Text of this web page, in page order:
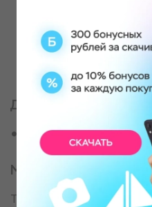
Вас ждет
самостоятельное
профессиональная
сохранит эмоции
Для кого
Для небесных
Место проведения
Точное место